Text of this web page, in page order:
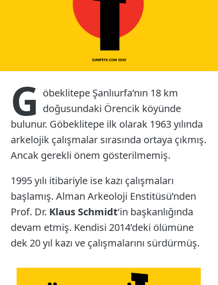
G öbeklitepe Şanlıurfa’nın 18 km
doğusundaki Örencik köyünde
bulunur. Göbeklitepe ilk olarak 1963 yılında
arkelojik çalışmalar sırasında ortaya çıkmış.
Ancak gerekli önem gösterilmemiş.
1995 yılı itibariyle ise kazı çalışmaları
başlamış. Alman Arkeoloji Enstitüsü’nden
Prof. Dr. Klaus Schmidt‘in başkanlığında
devam etmiş. Kendisi 2014’deki ölümüne
dek 20 yıl kazı ve çalışmalarını sürdürmüş.